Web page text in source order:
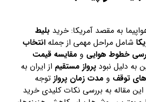
به مقصد آمریکا: خرید بلیط
شامل مراحل مهمی از جملهانتخاب
خطوط هوایی و مقایسه قیمت
به دلیل نبودپرواز مستقیم از ایران به
توقف و مدت زمان پرواز توجه
مقاله به بررسی نکات کلیدی خرید